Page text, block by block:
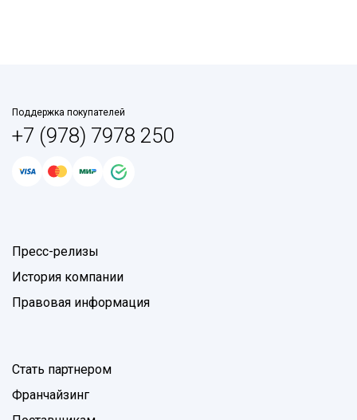
Поддержка покупателей
+7 (978) 7978 250
Пресс-релизы
История компании
Правовая информация
Стать партнером
Франчайзинг